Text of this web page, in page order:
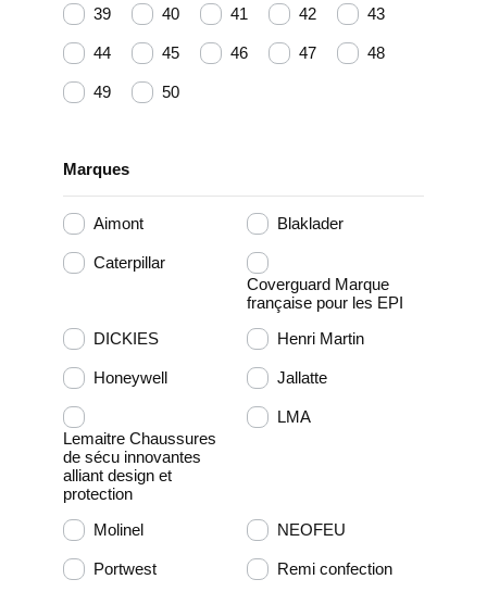
39 40 41 42 43
44 45 46 47 48
49 50
Marques
Aimont Blaklader
Caterpillar
Coverguard Marque
française pour les EPI
DICKIES
Henri Martin
Honeywell Jallatte
Lemaitre Chaussures
de sécu innovantes
alliant design et
protection
LMA
Molinel NEOFEU
Portwest Remi confection